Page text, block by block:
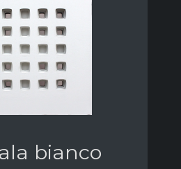
bianco